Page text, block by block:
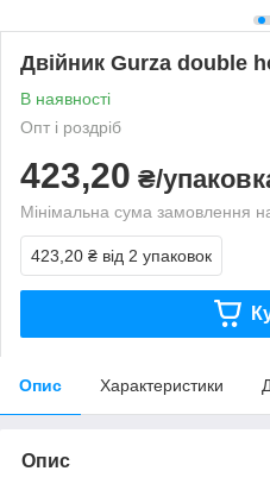
Двійник Gurza double
В наявності
Опт і роздріб
423,20 ₴/
Мінімальна сума замовлення
423,20 ₴ від 2 упаковок
Опис Характеристики
Опис